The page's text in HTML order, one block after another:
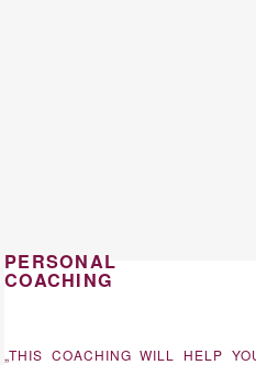
„THIS COACHING WILL HELP
PERSONAL
COACHING